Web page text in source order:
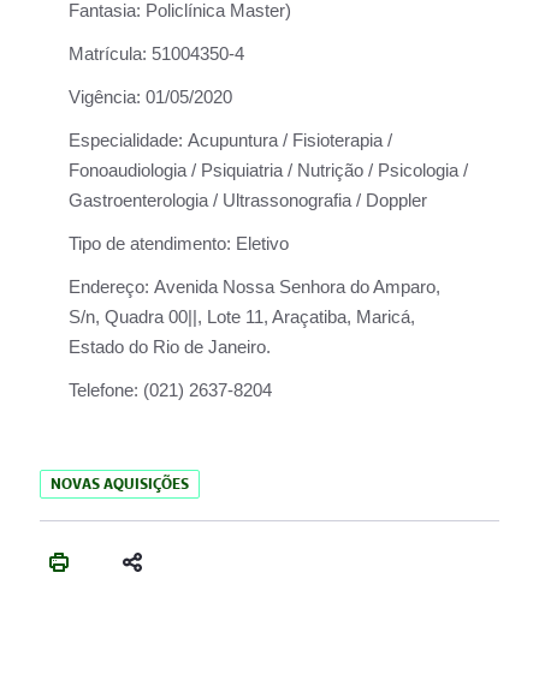
Fantasia: Policlínica Master)
Matrícula: 51004350-4
Vigência: 01/05/2020
Especialidade: Acupuntura / Fisioterapia /
Fonoaudiologia / Psiquiatria / Nutrição / Psicologia /
Gastroenterologia / Ultrassonografia / Doppler
Tipo de atendimento: Eletivo
Endereço: Avenida Nossa Senhora do Amparo,
S/n, Quadra 00||, Lote 11, Araçatiba, Maricá,
Estado do Rio de Janeiro.
Telefone: (021) 2637-8204
NOVAS AQUISIÇÕES